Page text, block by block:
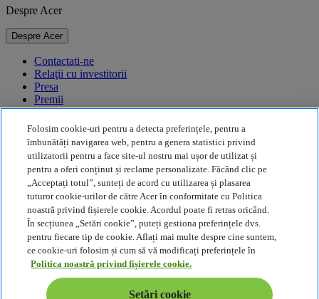
Despre Acer
Despre Acer
Contactati-ne
Relaţii cu investitorii
Presa
Premii
Evenimente
Durabilitate
Durabilitate
Responsabilitate socială a corporației
Amprenta de carbon a produselor
Project Humanity
Earthion
Politica de Confidenţialitate
Politica privind modulele cookie
Notă juridică
Informații legale suplimentare
Folosim cookie-uri pentru a detecta preferințele, pentru a
îmbunătăți navigarea web, pentru a genera statistici privind
utilizatorii pentru a face site-ul nostru mai ușor de utilizat și
pentru a oferi conținut și reclame personalizate. Făcând clic pe
„Acceptați totul”, sunteți de acord cu utilizarea și plasarea
tuturor cookie-urilor de către Acer în conformitate cu Politica
noastră privind fișierele cookie. Acordul poate fi retras oricând.
În secțiunea „Setări cookie”, puteți gestiona preferințele dvs.
pentru fiecare tip de cookie. Aflați mai multe despre cine suntem,
ce cookie-uri folosim și cum să vă modificați preferințele în
Politica noastră privind fișierele cookie.
Setări cookie